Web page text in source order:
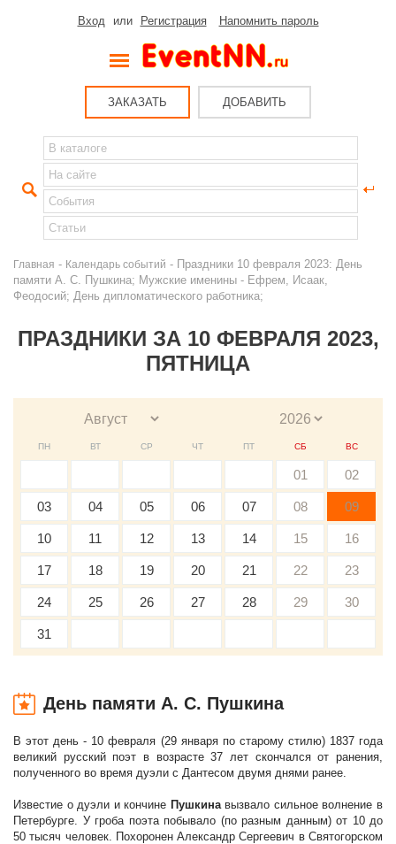
Вход или Регистрация Напомнить пароль
ЗАКАЗАТЬ ДОБАВИТЬ
Главная - Календарь событий - Праздники 10 февраля 2023: День
памяти А. С. Пушкина; Мужские именины - Ефрем, Исаак,
Феодосий; День дипломатического работника;
ПРАЗДНИКИ ЗА 10 ФЕВРАЛЯ 2023,
ПЯТНИЦА
ПН ВТ СР ЧТ ПТ СБ ВС
01 02
03 04 05 06 07 08 09
10 11 12 13 14 15 16
17 18 19 20 21 22 23
24 25 26 27 28 29 30
31
День памяти А. С. Пушкина
В этот день - 10 февраля (29 января по старому стилю) 1837 года
великий русский поэт в возрасте 37 лет скончался от ранения,
полученного во время дуэли с Дантесом двумя днями ранее.
Известие о дуэли и кончине Пушкинавызвало сильное волнение в
Петербурге. У гроба поэта побывало (по разным данным) от 10 до
50 тысяч человек. Похоронен Александр Сергеевич в Святогорском